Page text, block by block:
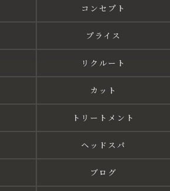
コンセプト
プライス
リクルート
カット
トリートメント
ヘッドスパ
ブログ